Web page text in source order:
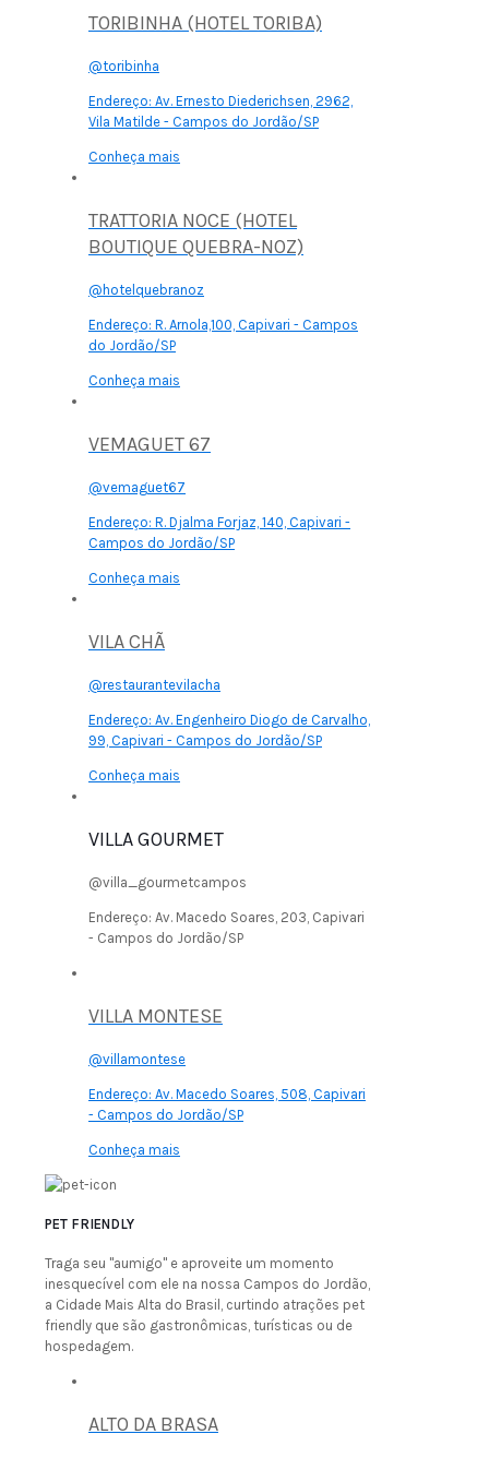
TORIBINHA (HOTEL TORIBA)
@toribinha
Endereço: Av. Ernesto Diederichsen, 2962,
Vila Matilde - Campos do Jordão/SP
Conheça mais
TRATTORIA NOCE (HOTEL
BOUTIQUE QUEBRA-NOZ)
@hotelquebranoz
Endereço: R. Arnola,100, Capivari - Campos
do Jordão/SP
Conheça mais
VEMAGUET 67
@vemaguet67
Endereço: R. Djalma Forjaz, 140, Capivari -
Campos do Jordão/SP
Conheça mais
VILA CHÃ
@restaurantevilacha
Endereço: Av. Engenheiro Diogo de Carvalho,
99, Capivari - Campos do Jordão/SP
Conheça mais
VILLA GOURMET
@villa_gourmetcampos
Endereço: Av. Macedo Soares, 203, Capivari
- Campos do Jordão/SP
VILLA MONTESE
@villamontese
Endereço: Av. Macedo Soares, 508, Capivari
- Campos do Jordão/SP
Conheça mais
PET FRIENDLY
Traga seu "aumigo" e aproveite um momento
inesquecível com ele na nossa Campos do Jordão,
a Cidade Mais Alta do Brasil, curtindo atrações pet
friendly que são gastronômicas, turísticas ou de
hospedagem.
ALTO DA BRASA